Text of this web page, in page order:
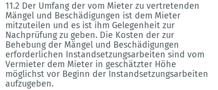
11.2 Der Umfang der vom Mieter zu vertretenden
Mängel und Beschädigungen ist dem Mieter
mitzuteilen und es ist ihm Gelegenheit zur
Nachprüfung zu geben. Die Kosten der zur
Behebung der Mängel und Beschädigungen
erforderlichen Instandsetzungsarbeiten sind vom
Vermieter dem Mieter in geschätzter Höhe
möglichst vor Beginn der Instandsetzungsarbeiten
aufzugeben.